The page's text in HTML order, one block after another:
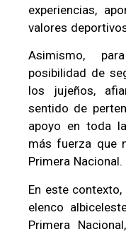
experiencias,
valores
Asimismo,
posibilidad de
los jujeños,
sentido de
apoyo en toda
más fuerza que
Primera Nacional.
En este
elenco
Primera